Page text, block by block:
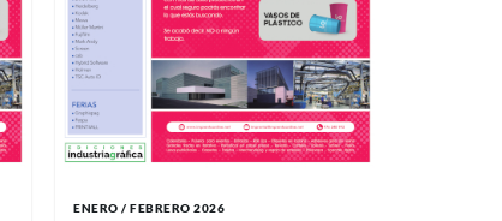
ENERO / FEBRERO 2026